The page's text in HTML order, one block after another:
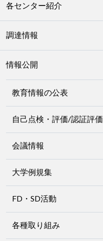
各センター紹介
調達情報
情報公開
教育情報の公表
自己点検・評価/認証評価
会議情報
大学例規集
FD・SD活動
各種取り組み